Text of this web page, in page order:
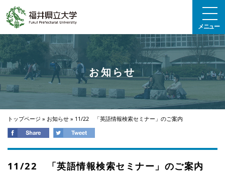
メニュー
お知らせ
トップページ » お知らせ » 11/22 「英語情報検索セミナー」のご案内
11/22 「英語情報検索セミナー」のご案内